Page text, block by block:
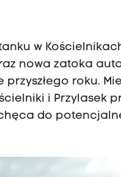
w
nowa zatoka
roku.
i Przylasek
do